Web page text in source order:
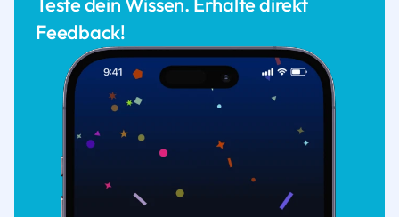
Feedback!